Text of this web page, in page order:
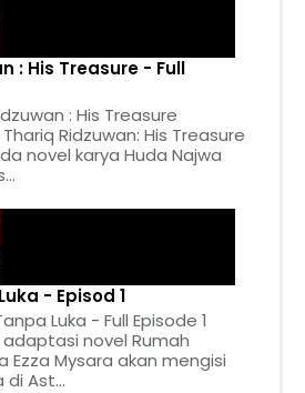
: His Treasure - Full
: His Treasure
Ridzuwan: His Treasure
novel karya Huda Najwa
- Episod 1
Luka - Full Episode 1
novel Rumah
Ezza Mysara akan mengisi
Ast...